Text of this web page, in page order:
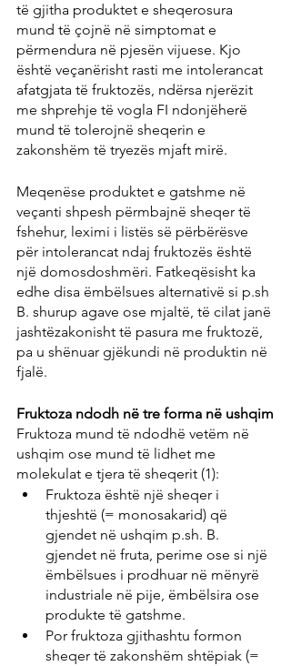
të gjitha produktet e sheqerosura
mund të çojnë në simptomat e
përmendura në pjesën vijuese. Kjo
është veçanërisht rasti me intolerancat
afatgjata të fruktozës, ndërsa njerëzit
me shprehje të vogla FI ndonjëherë
mund të tolerojnë sheqerin e
zakonshëm të tryezës mjaft mirë.
Meqenëse produktet e gatshme në
veçanti shpesh përmbajnë sheqer të
fshehur, leximi i listës së përbërësve
për intolerancat ndaj fruktozës është
një domosdoshmëri. Fatkeqësisht ka
edhe disa ëmbëlsues alternativë si p.sh
B. shurup agave ose mjaltë, të cilat janë
jashtëzakonisht të pasura me fruktozë,
pa u shënuar gjëkundi në produktin në
fjalë.
Fruktoza ndodh në tre forma në ushqim
Fruktoza mund të ndodhë vetëm në
ushqim ose mund të lidhet me
molekulat e tjera të sheqerit (1):
Fruktoza është një sheqer i
thjeshtë (= monosakarid) që
gjendet në ushqim p.sh. B.
gjendet në fruta, perime ose si një
ëmbëlsues i prodhuar në mënyrë
industriale në pije, ëmbëlsira ose
produkte të gatshme.
Por fruktoza gjithashtu formon
sheqer të zakonshëm shtëpiak (=